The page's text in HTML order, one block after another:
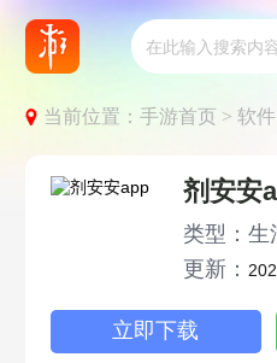
当前位置：手游首页 >软
剂安安
类型：生
更新：
立即下载